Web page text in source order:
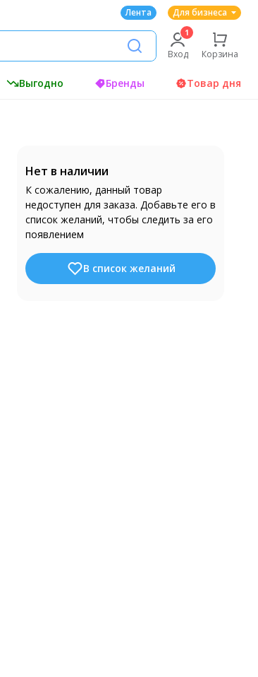
Лента Для бизнеса
Вход Корзина
Выгодно Бренды Товар дня
Нет в наличии
К сожалению, данный товар
недоступен для заказа. Добавьте его в
список желаний, чтобы следить за его
появлением
В список желаний